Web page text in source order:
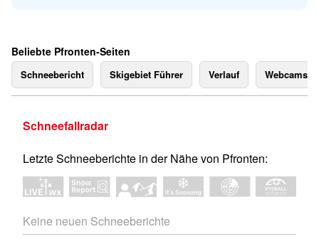
Beliebte Pfronten-Seiten
Schneebericht Skigebiet Führer Verlauf Webcams
Schneefallradar
Letzte Schneeberichte in der Nähe von Pfronten:
Keine neuen Schneeberichte